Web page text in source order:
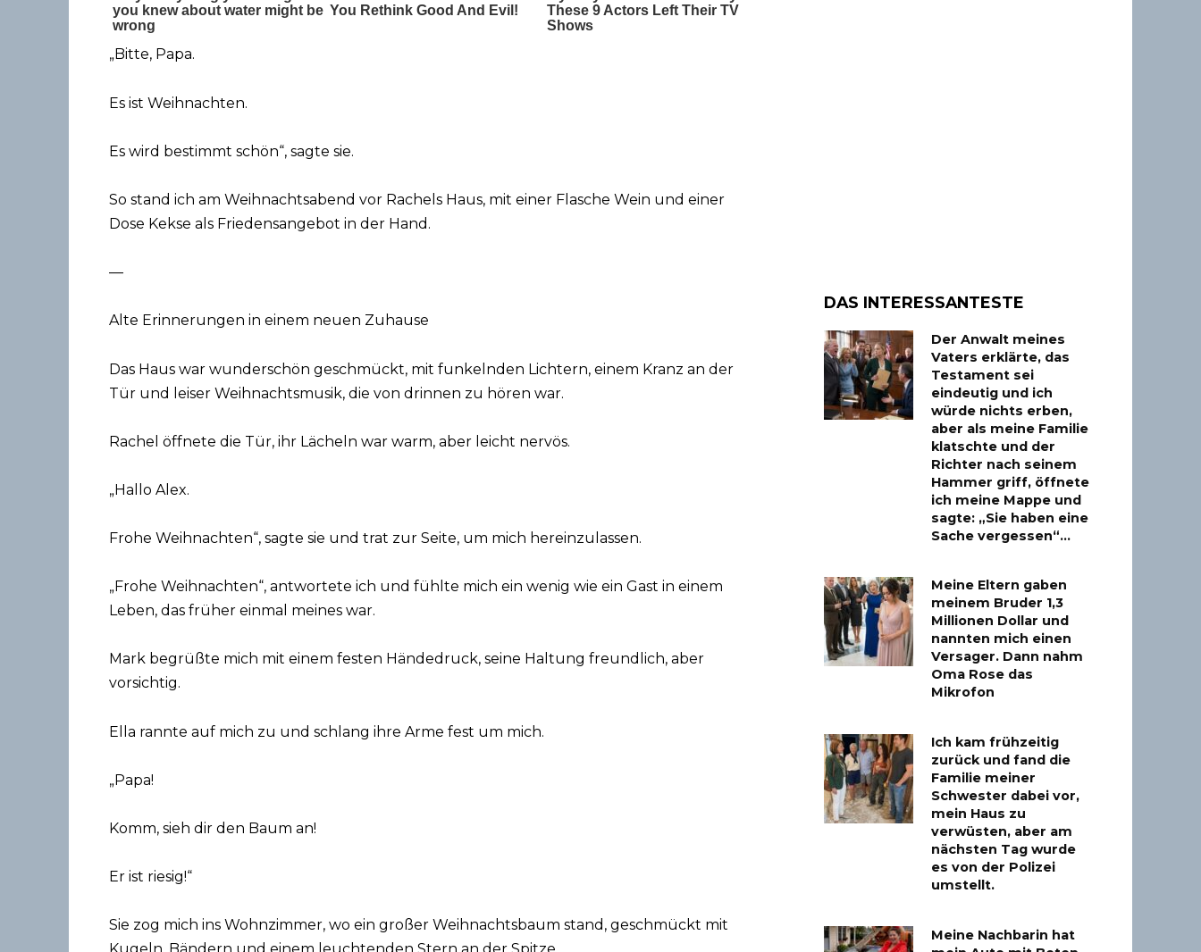
„Bitte, Papa.
Es ist Weihnachten.
Es wird bestimmt schön“, sagte sie.
So stand ich am Weihnachtsabend vor Rachels Haus, mit einer Flasche Wein und einer
Dose Kekse als Friedensangebot in der Hand.
—
Alte Erinnerungen in einem neuen Zuhause
Das Haus war wunderschön geschmückt, mit funkelnden Lichtern, einem Kranz an der
Tür und leiser Weihnachtsmusik, die von drinnen zu hören war.
Rachel öffnete die Tür, ihr Lächeln war warm, aber leicht nervös.
„Hallo Alex.
Frohe Weihnachten“, sagte sie und trat zur Seite, um mich hereinzulassen.
„Frohe Weihnachten“, antwortete ich und fühlte mich ein wenig wie ein Gast in einem
Leben, das früher einmal meines war.
Mark begrüßte mich mit einem festen Händedruck, seine Haltung freundlich, aber
vorsichtig.
Ella rannte auf mich zu und schlang ihre Arme fest um mich.
„Papa!
Komm, sieh dir den Baum an!
Er ist riesig!“
Sie zog mich ins Wohnzimmer, wo ein großer Weihnachtsbaum stand, geschmückt mit
DAS INTERESSANTESTE
Der Anwalt meines
Vaters erklärte, das
Testament sei
eindeutig und ich
würde nichts erben,
aber als meine Familie
klatschte und der
Richter nach seinem
Hammer griff, öffnete
ich meine Mappe und
sagte: „Sie haben eine
Sache vergessen“…
Meine Eltern gaben
meinem Bruder 1,3
Millionen Dollar und
nannten mich einen
Versager. Dann nahm
Oma Rose das
Mikrofon
Ich kam frühzeitig
zurück und fand die
Familie meiner
Schwester dabei vor,
mein Haus zu
verwüsten, aber am
nächsten Tag wurde
es von der Polizei
umstellt.
Meine Nachbarin hat